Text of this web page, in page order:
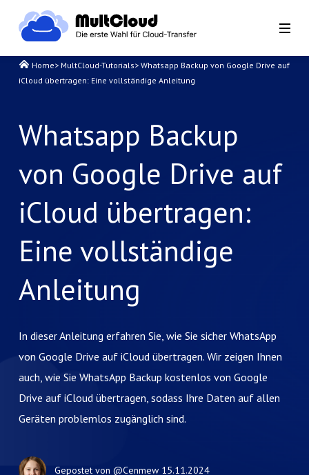
Home> MultCloud-Tutorials> Whatsapp Backup von Google Drive auf
iCloud übertragen: Eine vollständige Anleitung
Whatsapp Backup
von Google Drive auf
iCloud übertragen:
Eine vollständige
Anleitung
In dieser Anleitung erfahren Sie, wie Sie sicher WhatsApp
von Google Drive auf iCloud übertragen. Wir zeigen Ihnen
auch, wie Sie WhatsApp Backup kostenlos von Google
Drive auf iCloud übertragen, sodass Ihre Daten auf allen
Geräten problemlos zugänglich sind.
Gepostet von @Cenmew 15.11.2024